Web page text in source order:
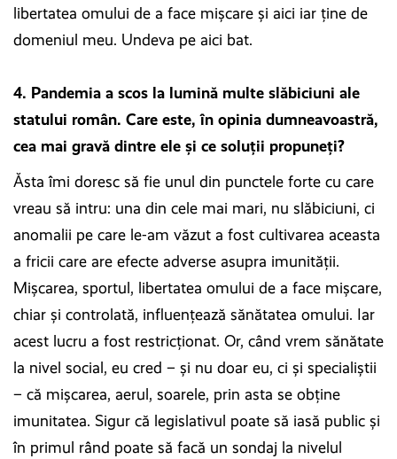
libertatea omului de a face mişcare şi aici iar ţine de
domeniul meu. Undeva pe aici bat.
4. Pandemia a scos la lumină multe slăbiciuni ale
statului român. Care este, în opinia dumneavoastră,
cea mai gravă dintre ele și ce soluții propuneți?
Ăsta îmi doresc să fie unul din punctele forte cu care
vreau să intru: una din cele mai mari, nu slăbiciuni, ci
anomalii pe care le-am văzut a fost cultivarea aceasta
a fricii care are efecte adverse asupra imunităţii.
Mişcarea, sportul, libertatea omului de a face mişcare,
chiar şi controlată, influenţează sănătatea omului. Iar
acest lucru a fost restricţionat. Or, când vrem sănătate
la nivel social, eu cred – şi nu doar eu, ci şi specialiştii
– că mişcarea, aerul, soarele, prin asta se obţine
imunitatea. Sigur că legislativul poate să iasă public şi
în primul rând poate să facă un sondaj la nivelul